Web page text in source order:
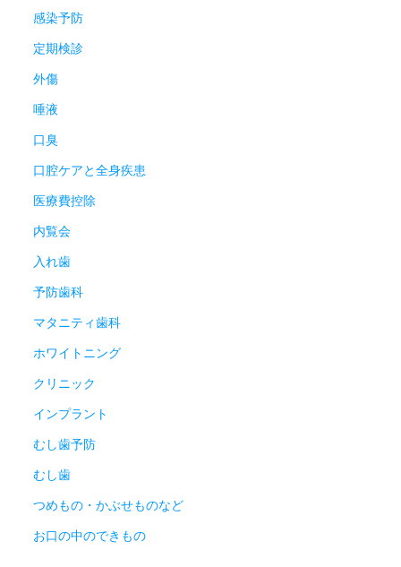
感染予防
定期検診
外傷
唾液
口臭
口腔ケアと全身疾患
医療費控除
内覧会
入れ歯
予防歯科
マタニティ歯科
ホワイトニング
クリニック
インプラント
むし歯予防
むし歯
つめもの・かぶせものなど
お口の中のできもの